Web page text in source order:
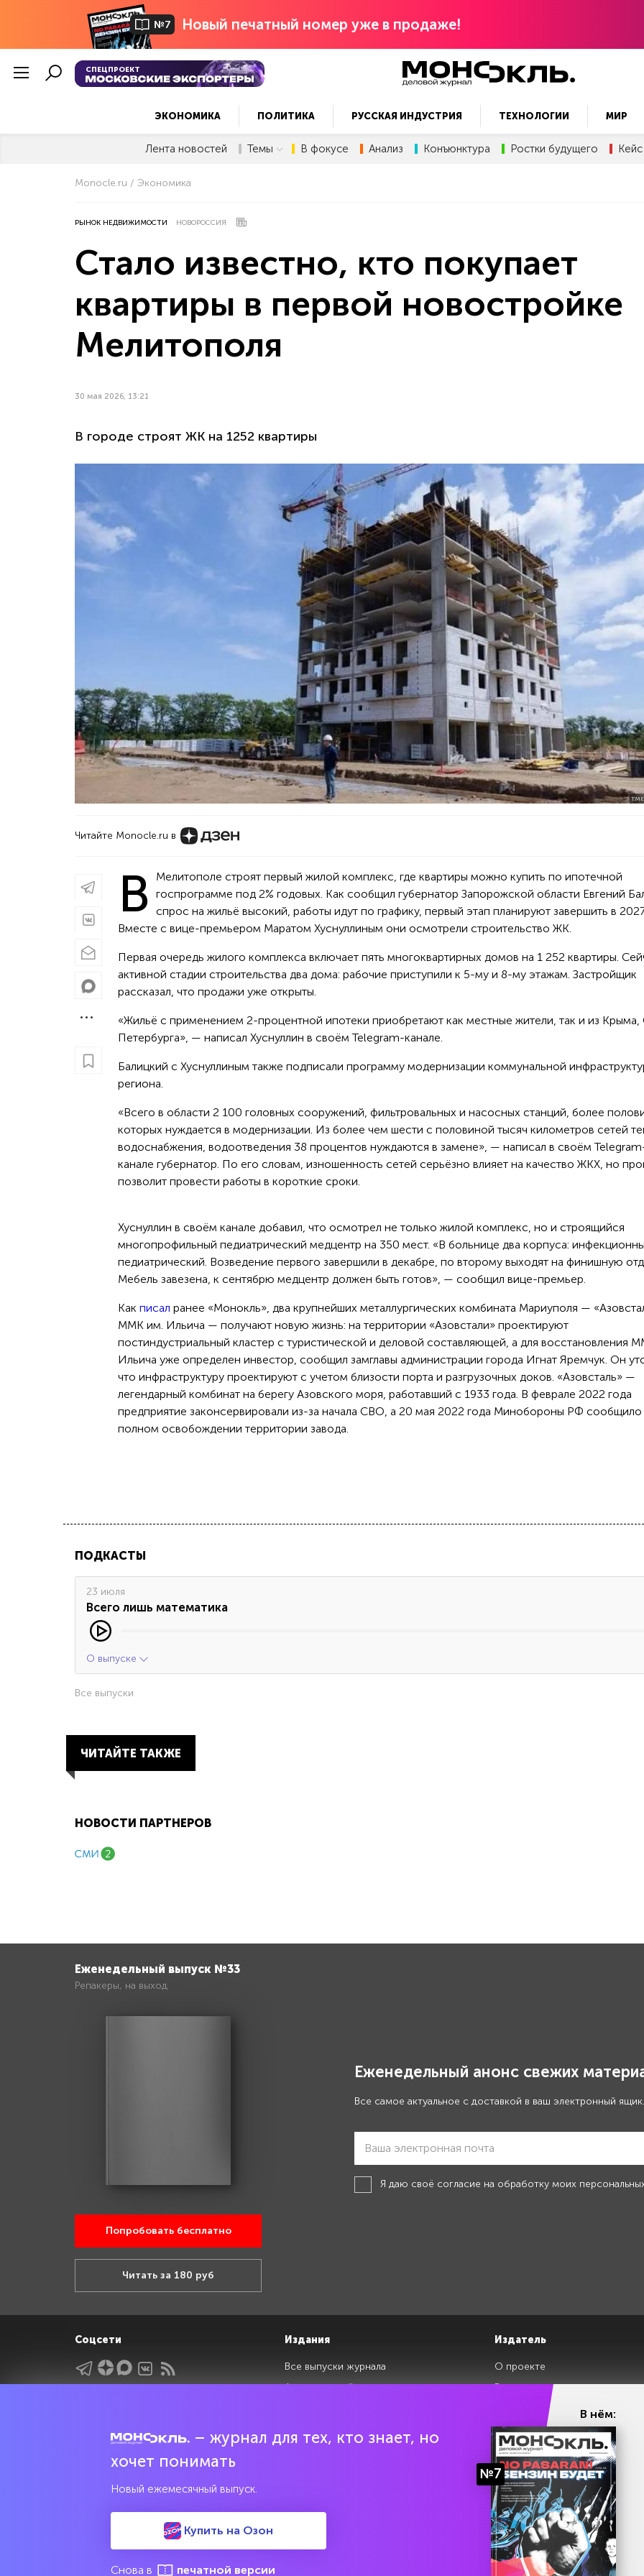
№7 Новый печатный номер уже в продаже!
СПЕЦПРОЕКТ
ЭКОНОМИКА ПОЛИТИКА РУССКАЯ ИНДУСТРИЯ ТЕХНОЛОГИИ МИР
Лента новостей Темы В фокусе Анализ Конъюнктура Ростки будущего Кейс
Monocle.ru Экономика
РЫНОК НЕДВИЖИМОСТИ НОВОРОССИЯ
Стало известно, кто покупает
квартиры в первой новостройке
Мелитополя
30 мая 2026, 13:21
В городе строят ЖК на 1252 квартиры
Читайте Monocle.ru в
В
Мелитополе строят первый жилой комплекс, где квартиры можно купить по ипотечной
госпрограмме под 2% годовых. Как сообщил губернатор Запорожской области Евгений
спрос на жильё высокий, работы идут по графику, первый этап планируют завершить в 2027
Вместе с вице-премьером Маратом Хуснуллиным они осмотрели строительство ЖК.
Первая очередь жилого комплекса включает пять многоквартирных домов на 1 252 квартиры.
активной стадии строительства два дома: рабочие приступили к 5-му и 8-му этажам. Застройщик
рассказал, что продажи уже открыты.
«Жильё с применением 2-процентной ипотеки приобретают как местные жители, так и из Крыма,
Петербурга», — написал Хуснуллин в своём Telegram-канале.
Балицкий с Хуснуллиным также подписали программу модернизации коммунальной
региона.
«Всего в области 2 100 головных сооружений, фильтровальных и насосных станций, более
которых нуждается в модернизации. Из более чем шести с половиной тысяч километров сетей
водоснабжения, водоотведения 38 процентов нуждаются в замене», — написал в своём
канале губернатор. По его словам, изношенность сетей серьёзно влияет на качество ЖКХ, но
позволит провести работы в короткие сроки.
Хуснуллин в своём канале добавил, что осмотрел не только жилой комплекс, но и строящийся
многопрофильный педиатрический медцентр на 350 мест. «В больнице два корпуса:
педиатрический. Возведение первого завершили в декабре, по второму выходят на финишную
Мебель завезена, к сентябрю медцентр должен быть готов», — сообщил вице-премьер.
Как писал ранее «Монокль», два крупнейших металлургических комбината Мариуполя —
ММК им. Ильича — получают новую жизнь: на территории «Азовстали» проектируют
постиндустриальный кластер с туристической и деловой составляющей, а для восстановления
Ильича уже определен инвестор, сообщил замглавы администрации города Игнат Яремчук. Он
что инфраструктуру проектируют с учетом близости порта и разгрузочных доков. «Азовсталь» —
легендарный комбинат на берегу Азовского моря, работавший с 1933 года. В феврале 2022 года
предприятие законсервировали из-за начала СВО, а 20 мая 2022 года Минобороны РФ сообщило
полном освобождении территории завода.
ПОДКАСТЫ
23 июля
Всего лишь математика
О выпуске
Все выпуски
ЧИТАЙТЕ ТАКЖЕ
НОВОСТИ ПАРТНЕРОВ
Еженедельный выпуск №33
Репакеры, на выход
Попробовать бесплатно
Читать за 180 руб
Еженедельный анонс свежих
Все самое актуальное с доставкой в ваш электронный ящик.
Я даю своё согласие на обработку моих
Соцсети
Интервью
Издания
Все выпуски журнала
Архив изданий
Издатель
О проекте
Редакция
Контакты
Свидетельство о регистрации средства массовой информации Эл № ФС77-87108 от 26 марта 2024 г. Выдано Федеральной службой по
культурного наследия
– журнал для тех, кто знает, но
хочет понимать
Новый ежемесячный выпуск.
Купить на Озон
Снова в печатной версии
В нём:
№7